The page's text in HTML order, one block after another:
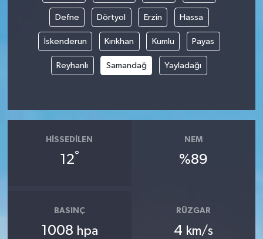
Defne Dörtyol Erzin Hassa
İskenderun Kırıkhan Kumlu Payas
Reyhanlı Samandağ Yayladağı
HISSEDILEN
12°
NEM
%89
BASINÇ
1008 hpa
RÜZGAR
4 km/s